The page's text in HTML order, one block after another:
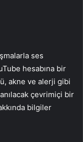
ses
hesabına bir
akne ve alerji gibi
çevrimiçi bir
bilgiler